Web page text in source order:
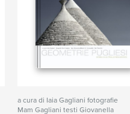
a cura di Iaia Gagliani fotografie
Mam Gagliani testi Giovanella